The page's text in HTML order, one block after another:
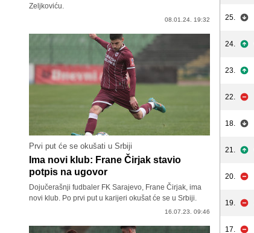
Zeljkoviću.
08.01.24. 19:32
Prvi put će se okušati u Srbiji
Ima novi klub: Frane Čirjak stavio
potpis na ugovor
Dojučerašnji fudbaler FK Sarajevo, Frane Čirjak, ima
novi klub. Po prvi put u karijeri okušat će se u Srbiji.
16.07.23. 09:46
25.
24.
23.
22.
18.
21.
20.
19.
17.